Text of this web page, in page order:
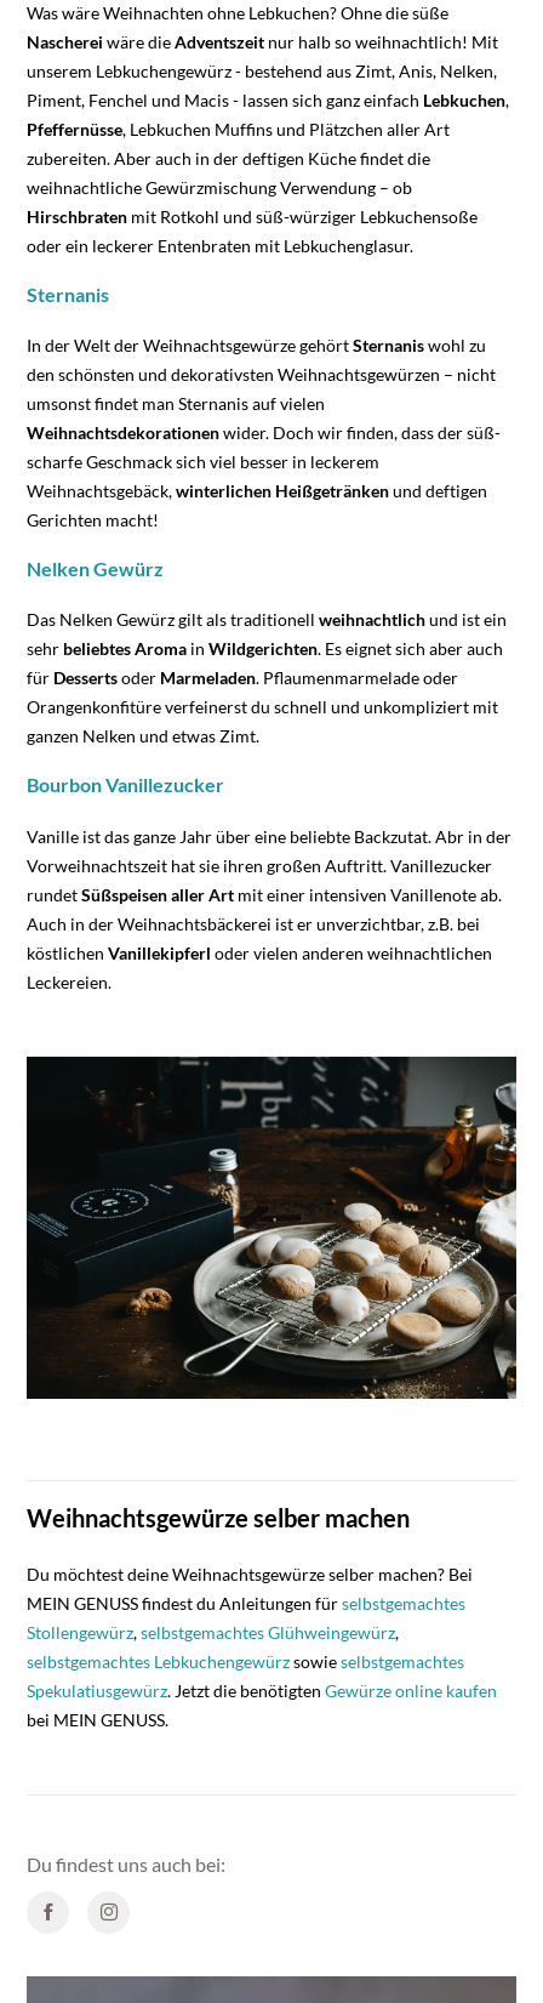
Was wäre Weihnachten ohne Lebkuchen? Ohne die süße
Nascherei wäre dieAdventszeit nur halb so weihnachtlich! Mit
unserem Lebkuchengewürz - bestehend aus Zimt, Anis, Nelken,
Piment, Fenchel und Macis - lassen sich ganz einfach Lebkuchen,
Pfeffernüsse, Lebkuchen Muffins und Plätzchen aller Art
zubereiten. Aber auch in der deftigen Küche findet die
weihnachtliche Gewürzmischung Verwendung – ob
Hirschbraten mit Rotkohl und süß-würziger Lebkuchensoße
oder ein leckerer Entenbraten mit Lebkuchenglasur.
Sternanis
In der Welt der Weihnachtsgewürze gehörtSternaniswohl zu
den schönsten und dekorativsten Weihnachtsgewürzen – nicht
umsonst findet man Sternanis auf vielen
Weihnachtsdekorationenwider. Doch wir finden, dass der süß-
scharfe Geschmack sich viel besser in leckerem
Weihnachtsgebäck,winterlichen Heißgetränkenund deftigen
Gerichten macht!
Nelken Gewürz
Das Nelken Gewürz gilt als traditionellweihnachtlichund ist ein
sehr beliebtes Aroma inWildgerichten. Es eignet sich aber auch
für Dessertsoder Marmeladen. Pflaumenmarmelade oder
Orangenkonfitüre verfeinerst du schnell und unkompliziert mit
ganzen Nelken und etwas Zimt.
Bourbon Vanillezucker
Vanille ist das ganze Jahr über eine beliebte Backzutat. Abr in der
Vorweihnachtszeit hat sie ihren großen Auftritt. Vanillezucker
rundetSüßspeisen aller Art mit einer intensiven Vanillenote ab.
Auch in der Weihnachtsbäckerei ist er unverzichtbar, z.B. bei
köstlichenVanillekipferl oder vielen anderen weihnachtlichen
Leckereien.
Weihnachtsgewürze selber machen
Du möchtest deine Weihnachtsgewürze selber machen? Bei
MEIN GENUSS findest du Anleitungen fürselbstgemachtes
Stollengewürz,selbstgemachtes Glühweingewürz,
selbstgemachtes Lebkuchengewürzsowieselbstgemachtes
Spekulatiusgewürz. Jetzt die benötigtenGewürze online kaufen
bei MEIN GENUSS.
Du findest uns auch bei: